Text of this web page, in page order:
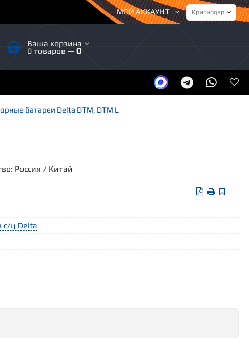
МОЙ АККАУНТ
Ваша корзина
0 товаров — 0
батареи Delta DTM, DTM L
Россия / Китай
с/ц Delta